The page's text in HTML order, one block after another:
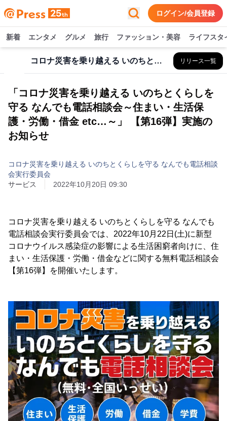
ログイン/会員登録
新着 エンタメ グルメ 旅行 ファッション・美容 ライフスタ
コロナ災害を乗り越える いのちとくらしを守る なんでも電話相談会実行委員会 リリース一覧
「コロナ災害を乗り越える いのちとくらしを
守る なんでも電話相談会～住まい・生活保
護・労働・借金 etc…～」 【第16弾】実施の
お知らせ
コロナ災害を乗り越える いのちとくらしを守る なんでも電話相談
会実行委員会
サービス
2022年10月20日 09:30
コロナ災害を乗り越える いのちとくらしを守る なんでも
電話相談会実行委員会では、2022年10月22日(土)に新型
コロナウイルス感染症の影響による生活困窮者向けに、住
まい・生活保護・労働・借金などに関する無料電話相談会
【第16弾】を開催いたします。